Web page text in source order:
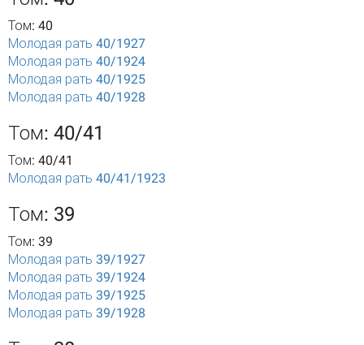
Том: 40
Молодая рать 40/1927
Молодая рать 40/1924
Молодая рать 40/1925
Молодая рать 40/1928
Том: 40/41
Том: 40/41
Молодая рать 40/41/1923
Том: 39
Том: 39
Молодая рать 39/1927
Молодая рать 39/1924
Молодая рать 39/1925
Молодая рать 39/1928